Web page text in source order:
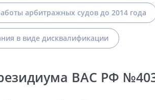
арбитражных судов до 2014 года
в виде дисквалификации
ВАС РФ